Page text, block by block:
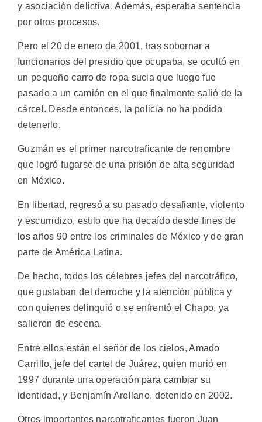
y asociación delictiva. Además, esperaba sentencia
por otros procesos.
Pero el 20 de enero de 2001, tras sobornar a
funcionarios del presidio que ocupaba, se ocultó en
un pequeño carro de ropa sucia que luego fue
pasado a un camión en el que finalmente salió de la
cárcel. Desde entonces, la policía no ha podido
detenerlo.
Guzmán es el primer narcotraficante de renombre
que logró fugarse de una prisión de alta seguridad
en México.
En libertad, regresó a su pasado desafiante, violento
y escurridizo, estilo que ha decaído desde fines de
los años 90 entre los criminales de México y de gran
parte de América Latina.
De hecho, todos los célebres jefes del narcotráfico,
que gustaban del derroche y la atención pública y
con quienes delinquió o se enfrentó el Chapo, ya
salieron de escena.
Entre ellos están el señor de los cielos, Amado
Carrillo, jefe del cartel de Juárez, quien murió en
1997 durante una operación para cambiar su
identidad, y Benjamín Arellano, detenido en 2002.
Otros importantes narcotraficantes fueron Juan